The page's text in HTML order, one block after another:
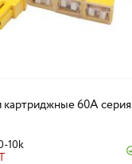
60A серия
10k